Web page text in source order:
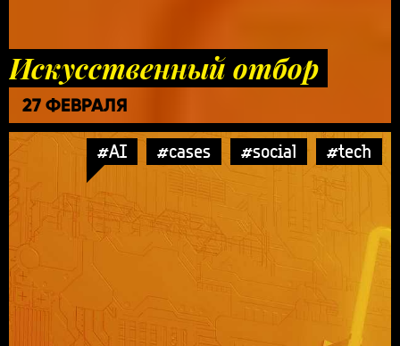
Искусственный отбор
27 ФЕВРАЛЯ
#AI #cases #social #tech